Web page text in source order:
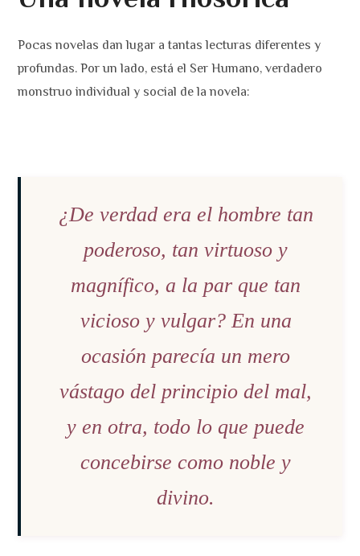
Pocas novelas dan lugar a tantas lecturas diferentes y
profundas. Por un lado, está el Ser Humano, verdadero
monstruo individual y social de la novela:
¿De verdad era el hombre tan
poderoso, tan virtuoso y
magnífico, a la par que tan
vicioso y vulgar? En una
ocasión parecía un mero
vástago del principio del mal,
y en otra, todo lo que puede
concebirse como noble y
divino.